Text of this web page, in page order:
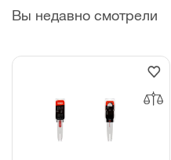
Вы недавно смотрели